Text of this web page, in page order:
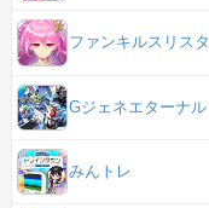
ファンキルスリスタ
Gジェネエターナル
みんトレ